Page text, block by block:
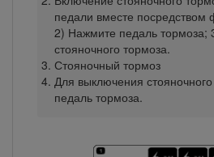
педали вместе посредством
2) Нажмите педаль тормоза;
стояночного тормоза.
Стояночный тормоз
Для выключения
педаль тормоза.